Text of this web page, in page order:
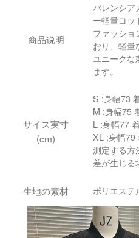
商品说明
バレンシア
ー軽量コッ
ファッショ
おり、軽量
ユニークな
ます。
サイズ実寸
(cm)
S :身幅73
M :身幅75
L :身幅77
XL :身幅79
測定する方
差が生じる
生地の素材 ポリエステ